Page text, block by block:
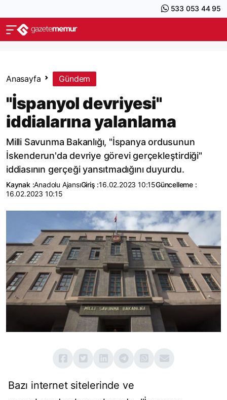
533 053 44 95
Anasayfa Gündem
"İspanyol devriyesi"
iddialarına yalanlama
Milli Savunma Bakanlığı, "İspanya ordusunun
İskenderun'da devriye görevi gerçekleştirdiği"
iddiasının gerçeği yansıtmadığını duyurdu.
Kaynak :Anadolu AjansıGiriş :16.02.2023 10:15Güncelleme :
16.02.2023 10:15
Bazı internet sitelerinde ve